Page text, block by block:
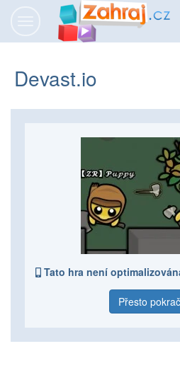
Devast.io
Tato hra není
Přesto